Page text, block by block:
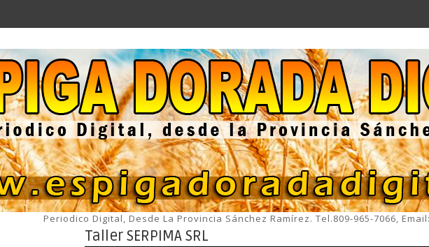
Periodico Digital, Desde La Provincia Sánchez Ramírez. Tel.809-965-7066,
Taller SERPIMA SRL